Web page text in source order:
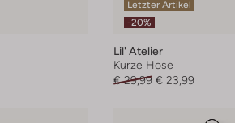
Letzter Artikel
-20%
Lil' Atelier
Kurze Hose
€ 29,99 € 23,99